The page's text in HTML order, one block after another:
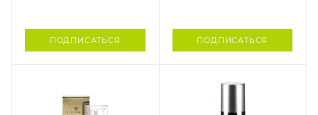
ПОДПИСАТЬСЯ ПОДПИСАТЬСЯ